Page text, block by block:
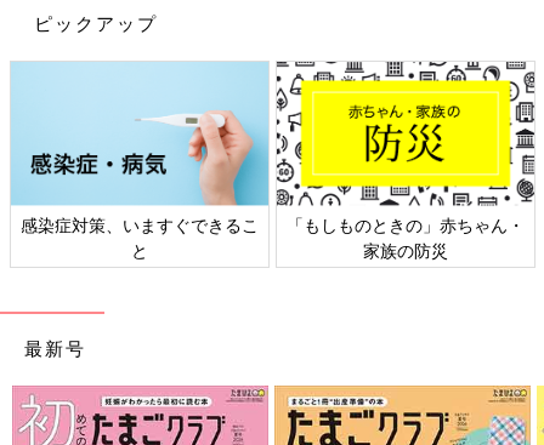
ピックアップ
感染症対策、いますぐできるこ
と
「もしものときの」赤ちゃん・
家族の防災
最新号